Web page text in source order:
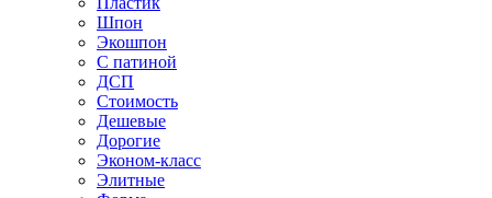
Шпон
Экошпон
С патиной
ДСП
Стоимость
Дешевые
Дорогие
Эконом-класс
Элитные